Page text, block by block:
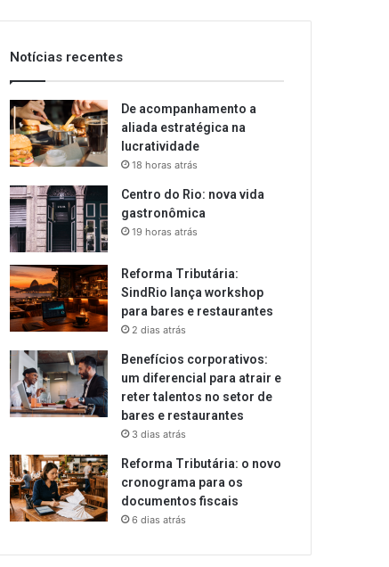
Notícias recentes
De acompanhamento a
aliada estratégica na
lucratividade
18 horas atrás
Centro do Rio: nova vida
gastronômica
19 horas atrás
Reforma Tributária:
SindRio lança workshop
para bares e restaurantes
2 dias atrás
Benefícios corporativos:
um diferencial para atrair e
reter talentos no setor de
bares e restaurantes
3 dias atrás
Reforma Tributária: o novo
cronograma para os
documentos fiscais
6 dias atrás